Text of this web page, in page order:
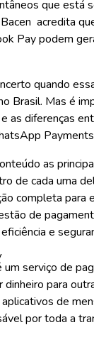
que está
acredita
Pay podem
quando
Brasil. Mas é
as diferenças
as
de cada uma
completa para
de
e
um serviço de
para
de
por toda a